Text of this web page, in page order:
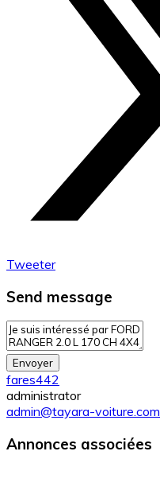
Tweeter
Send message
Envoyer
fares442
administrator
admin@tayara-voiture.com
Annonces associées